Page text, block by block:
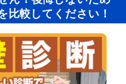
比較してください！